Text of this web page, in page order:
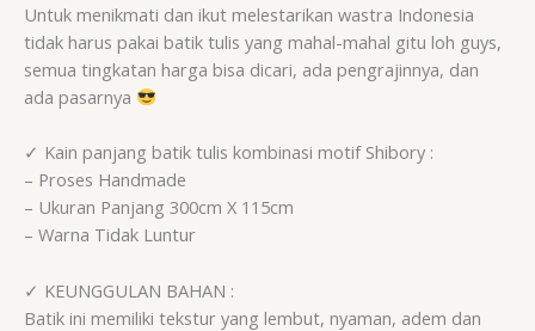
Untuk menikmati dan ikut melestarikan wastra Indonesia
tidak harus pakai batik tulis yang mahal-mahal gitu loh guys,
semua tingkatan harga bisa dicari, ada pengrajinnya, dan
ada pasarnya
✓ Kain panjang batik tulis kombinasi motif Shibory :
– Proses Handmade
– Ukuran Panjang 300cm X 115cm
– Warna Tidak Luntur
✓ KEUNGGULAN BAHAN :
Batik ini memiliki tekstur yang lembut, nyaman, adem dan